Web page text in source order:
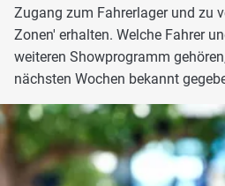
Zugang zum Fahrerlager und zu
Zonen' erhalten. Welche Fahrer
weiteren Showprogramm
nächsten Wochen bekannt